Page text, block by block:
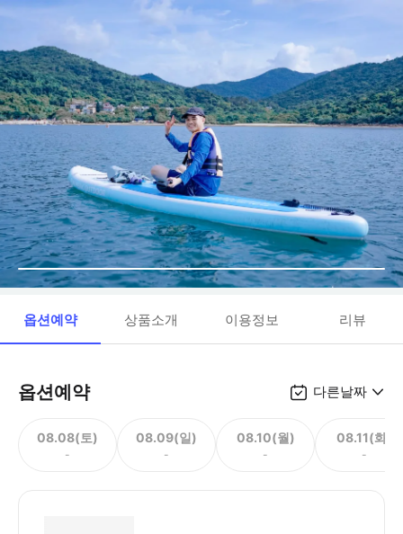
옵션예약 상품소개 이용정보 리뷰
옵션예약 다른날짜
08.08(토)
-
08.09(일)
-
08.10(월)
-
08.11(화)
-